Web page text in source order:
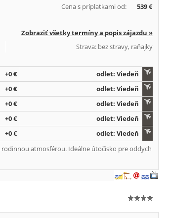
Cena s príplatkami od:
539 €
Zobraziť všetky termíny a popis zájazdu »
Strava: bez stravy, raňajky
+0 €
odlet: Viedeň
+0 €
odlet: Viedeň
+0 €
odlet: Viedeň
+0 €
odlet: Viedeň
+0 €
odlet: Viedeň
atmosférou. Ideálne útočisko pre oddych